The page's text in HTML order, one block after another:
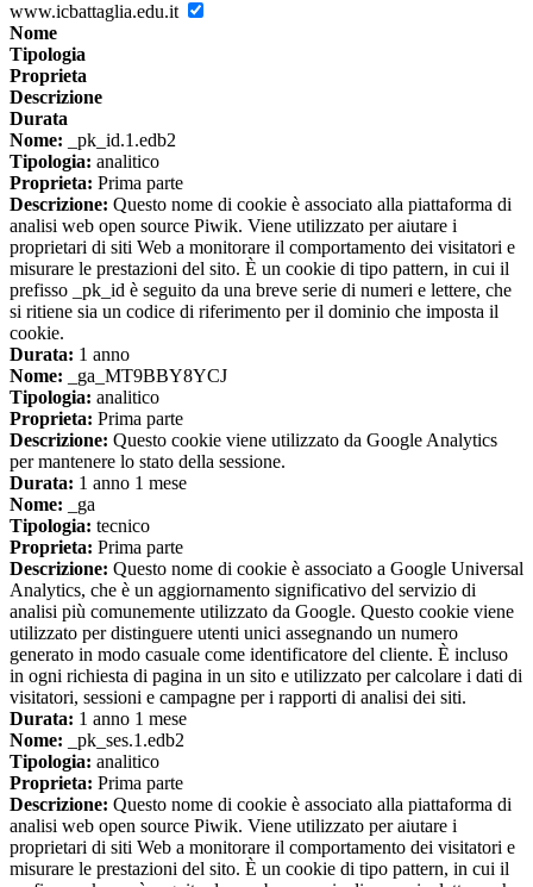
www.icbattaglia.edu.it
Nome
Tipologia
Proprieta
Descrizione
Durata
Nome: _pk_id.1.edb2
Tipologia: analitico
Proprieta: Prima parte
Descrizione: Questo nome di cookie è associato alla piattaforma di
analisi web open source Piwik. Viene utilizzato per aiutare i
proprietari di siti Web a monitorare il comportamento dei visitatori e
misurare le prestazioni del sito. È un cookie di tipo pattern, in cui il
prefisso _pk_id è seguito da una breve serie di numeri e lettere, che
si ritiene sia un codice di riferimento per il dominio che imposta il
cookie.
Durata: 1 anno
Nome: _ga_MT9BBY8YCJ
Tipologia: analitico
Proprieta: Prima parte
Descrizione: Questo cookie viene utilizzato da Google Analytics
per mantenere lo stato della sessione.
Durata: 1 anno 1 mese
Nome: _ga
Tipologia: tecnico
Proprieta: Prima parte
Descrizione: Questo nome di cookie è associato a Google Universal
Analytics, che è un aggiornamento significativo del servizio di
analisi più comunemente utilizzato da Google. Questo cookie viene
utilizzato per distinguere utenti unici assegnando un numero
generato in modo casuale come identificatore del cliente. È incluso
in ogni richiesta di pagina in un sito e utilizzato per calcolare i dati di
visitatori, sessioni e campagne per i rapporti di analisi dei siti.
Durata: 1 anno 1 mese
Nome: _pk_ses.1.edb2
Tipologia: analitico
Proprieta: Prima parte
Descrizione: Questo nome di cookie è associato alla piattaforma di
analisi web open source Piwik. Viene utilizzato per aiutare i
proprietari di siti Web a monitorare il comportamento dei visitatori e
misurare le prestazioni del sito. È un cookie di tipo pattern, in cui il